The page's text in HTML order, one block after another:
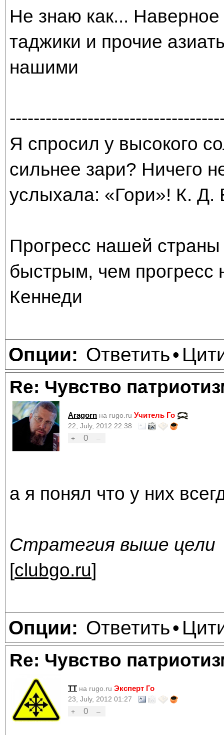
Не знаю как...
таджики и прочие
нашими
Я спросил у высокого
сильнее зари? Ничего
услыхала: «Гори»! К. Д.
Прогресс нашей
быстрым, чем прогресс
Кеннеди
Опции: Ответить•
Re: Чувство
Aragorn на rugo.ru Учитель Го
22, July, 2012 22:38
+
0 –
а я понял что у них
Стратегия выше цели
[clubgo.ru]
Опции: Ответить•
Re: Чувство
TT на rugo.ru Эксперт Го
23, July, 2012 01:27
+
0 –